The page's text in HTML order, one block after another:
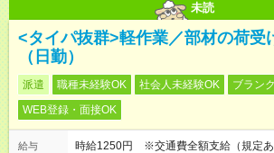
未読
<タイパ抜群>軽作業／部材の荷受
（日勤）
派遣 職種未経験OK 社会人未経験OK
ブラン
WEB登録・面接OK
給与
時給1250円 ※交通費全額支給（規定あ